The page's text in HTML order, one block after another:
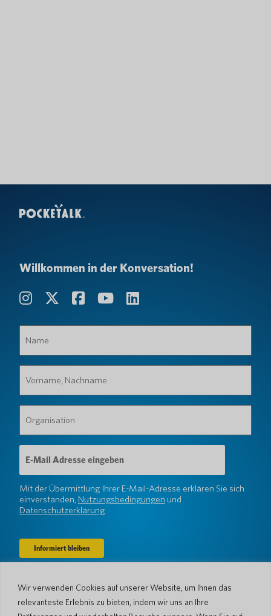
Wir verwenden Cookies auf unserer Website, um Ihnen das
relevanteste Erlebnis zu bieten, indem wir uns an Ihre
Willkommen in der Konversation!
(erforderlich)
Nachname
(erforderlich)
(erforderlich)
E-
Mail-
Adresse
(erforderlich)
Mit der Übermittlung Ihrer E-Mail-Adresse erklären Sie sich
einverstanden, Nutzungsbedingungen und
Datenschutzerklärung
Unternehmen